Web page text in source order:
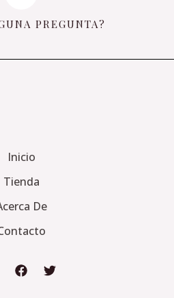
PREGUNTA?
Inicio
Tienda
De